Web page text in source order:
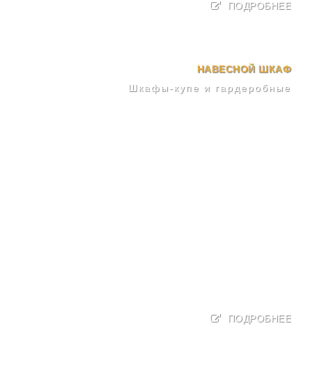
ПОДРОБНЕЕ
НАВЕСНОЙ ШКАФ
Шкафы-купе и гардеробные
ПОДРОБНЕЕ